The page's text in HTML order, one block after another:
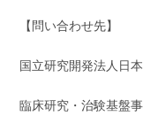
【問い合わせ先】
国立研究開発法人日
臨床研究・治験基盤